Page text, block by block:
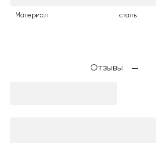
Материал сталь
Отзывы